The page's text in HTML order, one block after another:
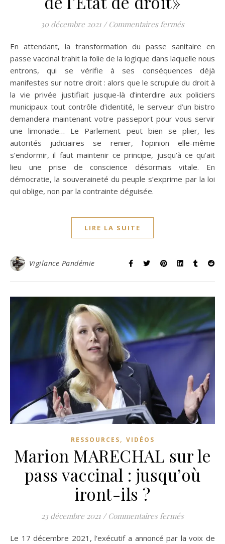
30 décembre 2021 / Commentaires ferméssur
En attendant, la transformation du passe sanitaire en
passe vaccinal trahit la folie de la logique dans laquelle nous
entrons, qui se vérifie à ses conséquences déjà
manifestes sur notre droit : alors que le scrupule du droit à
la vie privée justifiait jusque-là d’interdire aux policiers
municipaux tout contrôle d’identité, le serveur d’un bistro
demandera maintenant votre passeport pour vous servir
une limonade… Le Parlement peut bien se plier, les
autorités judiciaires se renier, l’opinion elle-même
s’endormir, il faut maintenir ce principe, jusqu’à ce qu’ait
lieu une prise de conscience désormais vitale. En
démocratie, la souveraineté du peuple s’exprime par la loi
qui oblige, non par la contrainte déguisée.
LIRE LA SUITE
Vigilance Pandémie
RESSOURCES, VIDÉOS
Marion MARECHAL sur le
pass vaccinal : jusqu’où
iront-ils ?
23 décembre 2021 / Commentaires ferméssur Marion
Le 17 décembre 2021, l'exécutif a annoncé par la voix de